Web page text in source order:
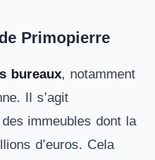
Primopierre
bureaux, notamment
Il s’agit
immeubles dont la
d’euros. Cela